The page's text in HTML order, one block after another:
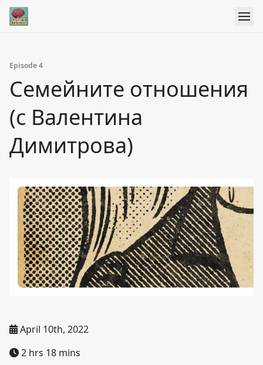
Episode 4
Семейните отношения
(с Валентина
Димитрова)
April 10th, 2022
2 hrs 18 mins